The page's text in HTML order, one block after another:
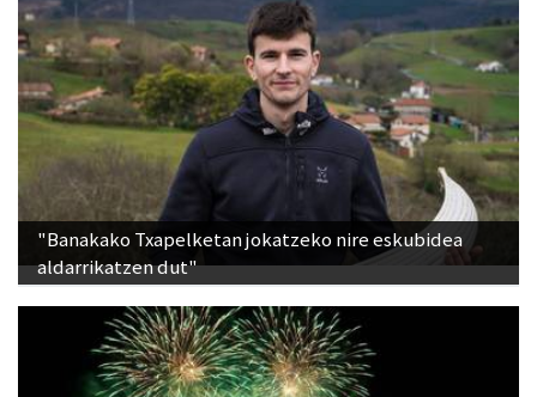
"Banakako Txapelketan jokatzeko nire eskubidea
aldarrikatzen dut"